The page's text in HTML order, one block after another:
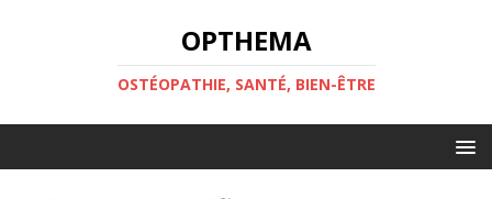
OPTHEMA
OSTÉOPATHIE, SANTÉ, BIEN-ÊTRE